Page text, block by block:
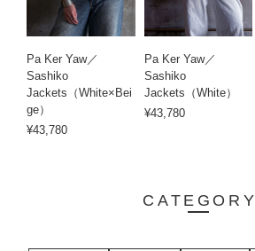
Pa Ker Yaw／
Sashiko
Jackets（White×Bei
ge）
¥43,780
Pa Ker Yaw／
Sashiko
Jackets（White）
¥43,780
CATEGORY